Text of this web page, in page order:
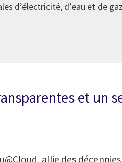
d’électricité, d’eau et de
et un